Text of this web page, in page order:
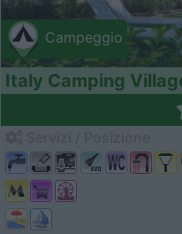
Campeggio
Italy Camping